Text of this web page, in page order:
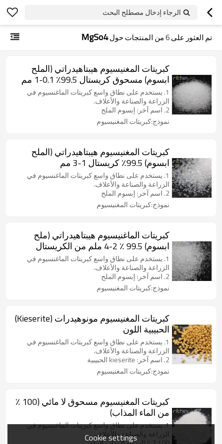
الرجاء إدخال مصطلح البحث
تم العثور على6من المنتجات حولMgSo4
كبريتات المغنيسيوم هيبتاهيدراتي (الملح
ابسوم) مسحوق كريستال 99.5٪ 0.1-1 مم
1. يستخدم على نطاق واسع كبريتات الماغنسيوم في
الزراعة والصناعة والأعلاف.
2. اسم آخر: إبسوم الملح
نموذج:كبريتات المغنيسيوم
كبريتات المغنيسيوم هيبتاهيدراتي (الملح
ابسوم) 99.5٪ كريستال 1-3 مم
1. يستخدم على نطاق واسع كبريتات الماغنسيوم في
الزراعة والصناعة والأعلاف.
2. اسم آخر: إبسوم الملح
نموذج:كبريتات المغنيسيوم
كبريتات الماغنيسيوم هيبتاهيدراتي (ملح
ابسوم) 99.5 ٪ 2-4 ملم من الكريستال
1. يستخدم على نطاق واسع كبريتات الماغنسيوم في
الزراعة والصناعة والأعلاف.
2. اسم آخر: إبسوم الملح
نموذج:كبريتات المغنيسيوم
كبريتات المغنيسيوم مونوهيدرات (Kieserite)
الحبيبية اللون
1. يستخدم على نطاق واسع كبريتات الماغنسيوم في
الزراعة والصناعة والأعلاف.
2. اسم آخر: kieserite الحبيبية
نموذج:كبريتات المغنيسيوم
كبريتات المغنيسيوم مسحوق لا مائي (100 ٪
من الماء المذاب)
1. يستخدم على نطاق واسع كبريتات الماغنسيوم في
الزراعة والصناعة والأعلاف.
Cookie settings